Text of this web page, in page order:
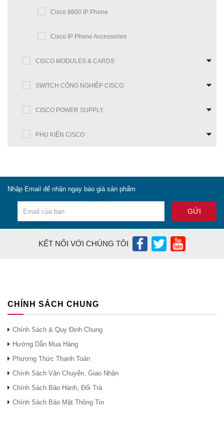
Cisco 8800 IP Phone
Cisco IP Phone Accessories
CISCO MODULES & CARDS
SWITCH CÔNG NGHIỆP CISCO
CISCO POWER SUPPLY
PHỤ KIỆN CISCO
Nhập Email để nhận ngay báo giá sản phẩm
KẾT NỐI VỚI CHÚNG TÔI
CHÍNH SÁCH CHUNG
Chính Sách & Quy Định Chung
Hướng Dẫn Mua Hàng
Phương Thức Thanh Toán
Chính Sách Vận Chuyển, Giao Nhận
Chính Sách Bảo Hành, Đổi Trả
Chính Sách Bảo Mật Thông Tin